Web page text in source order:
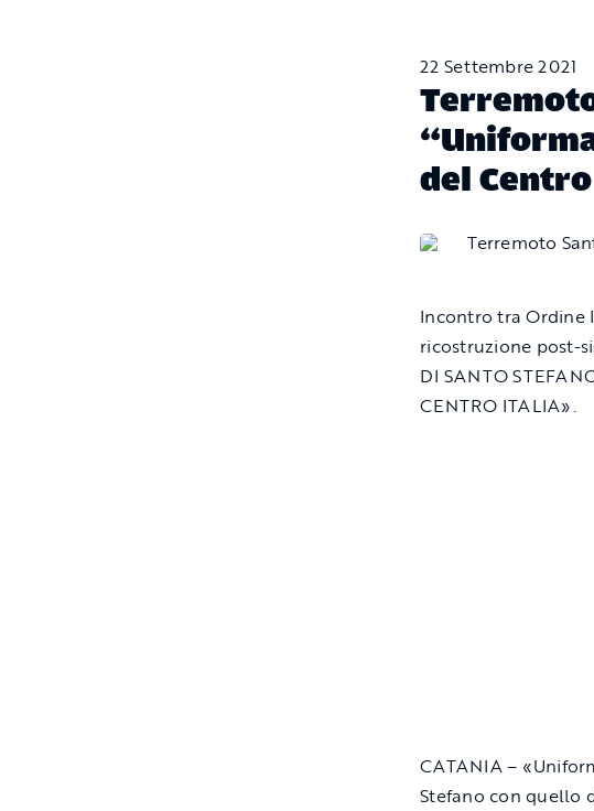
22 Settembre 2021
del
Incontro tra Ordine
ricostruzione post-
DI SANTO
CENTRO ITALIA».
CATANIA –
Stefano con quello